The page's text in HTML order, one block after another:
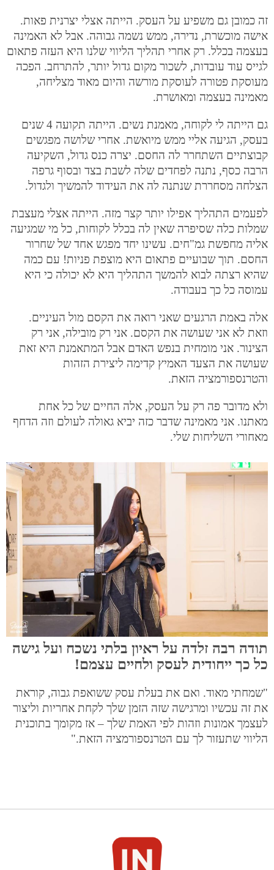
זה כמובן גם משפיע על העסק. הייתה אצלי יצרנית פאות.
אישה מוכשרת, נדירה, ממש נשמה גבוהה. אבל לא האמינה
בעצמה בכלל. רק אחרי תהליך הליווי שלנו היא העזה פתאום
לגייס עוד עובדות, לשכור מקום גדול יותר, להתרחב. הפכה
מעוסקת פטורה לעוסקת מורשה והיום מאוד מצליחה,
מאמינה בעצמה ומאושרת.
גם הייתה לי לקוחה, מאמנת נשים. הייתה תקועה 4 שנים
בעסק, הגיעה אליי ממש מיואשת. אחרי שלושה מפגשים
קבוצתיים השתחרר לה החסם. יצרה כנס גדול, השקיעה
הרבה כסף, נתנה לפחדים שלה לשבת בצד ובסוף גרפה
הצלחה מסחררת שנתנה לה את העידוד להמשיך ולגדול.
לפעמים התהליך אפילו יותר קצר מזה. הייתה אצלי מעצבת
שמלות כלה שסיפרה שאין לה בכלל לקוחות, כל מי שמגיעה
אליה מחפשת גמ"חים. עשינו יחד מפגש אחד של שחרור
החסם. תוך שבועיים פתאום היא מוצפת פניות! עם כמה
שהיא רצתה לבוא להמשך התהליך היא לא יכולה כי היא
עמוסה כל כך בעבודה.
אלה באמת הרגעים שאני רואה את הקסם מול העיניים.
וזאת לא אני שעושה את הקסם. אני רק מובילה, אני רק
הצינור. אני מומחית בנפש האדם אבל המתאמנת היא זאת
שעושה את הצעד האמיץ קדימה ליצירת הזהות
והטרנספורמציה הזאת.
ולא מדובר פה רק על העסק, אלה החיים של כל אחת
מאתנו. אני מאמינה שדבר כזה יביא גאולה לעולם וזה הדחף
מאחורי השליחות שלי.
תודה רבה זלדה על ראיון בלתי נשכח ועל גישה
כל כך ייחודית לעסק ולחיים עצמם!
"שמחתי מאוד. ואם את בעלת עסק ששואפת גבוה, קוראת
את זה עכשיו ומרגישה שזה הזמן שלך לקחת אחריות וליצור
לעצמך אמונות וזהות לפי האמת שלך – אז מקומך בתוכנית
הליווי שתעזור לך עם הטרנספורמציה הזאת."